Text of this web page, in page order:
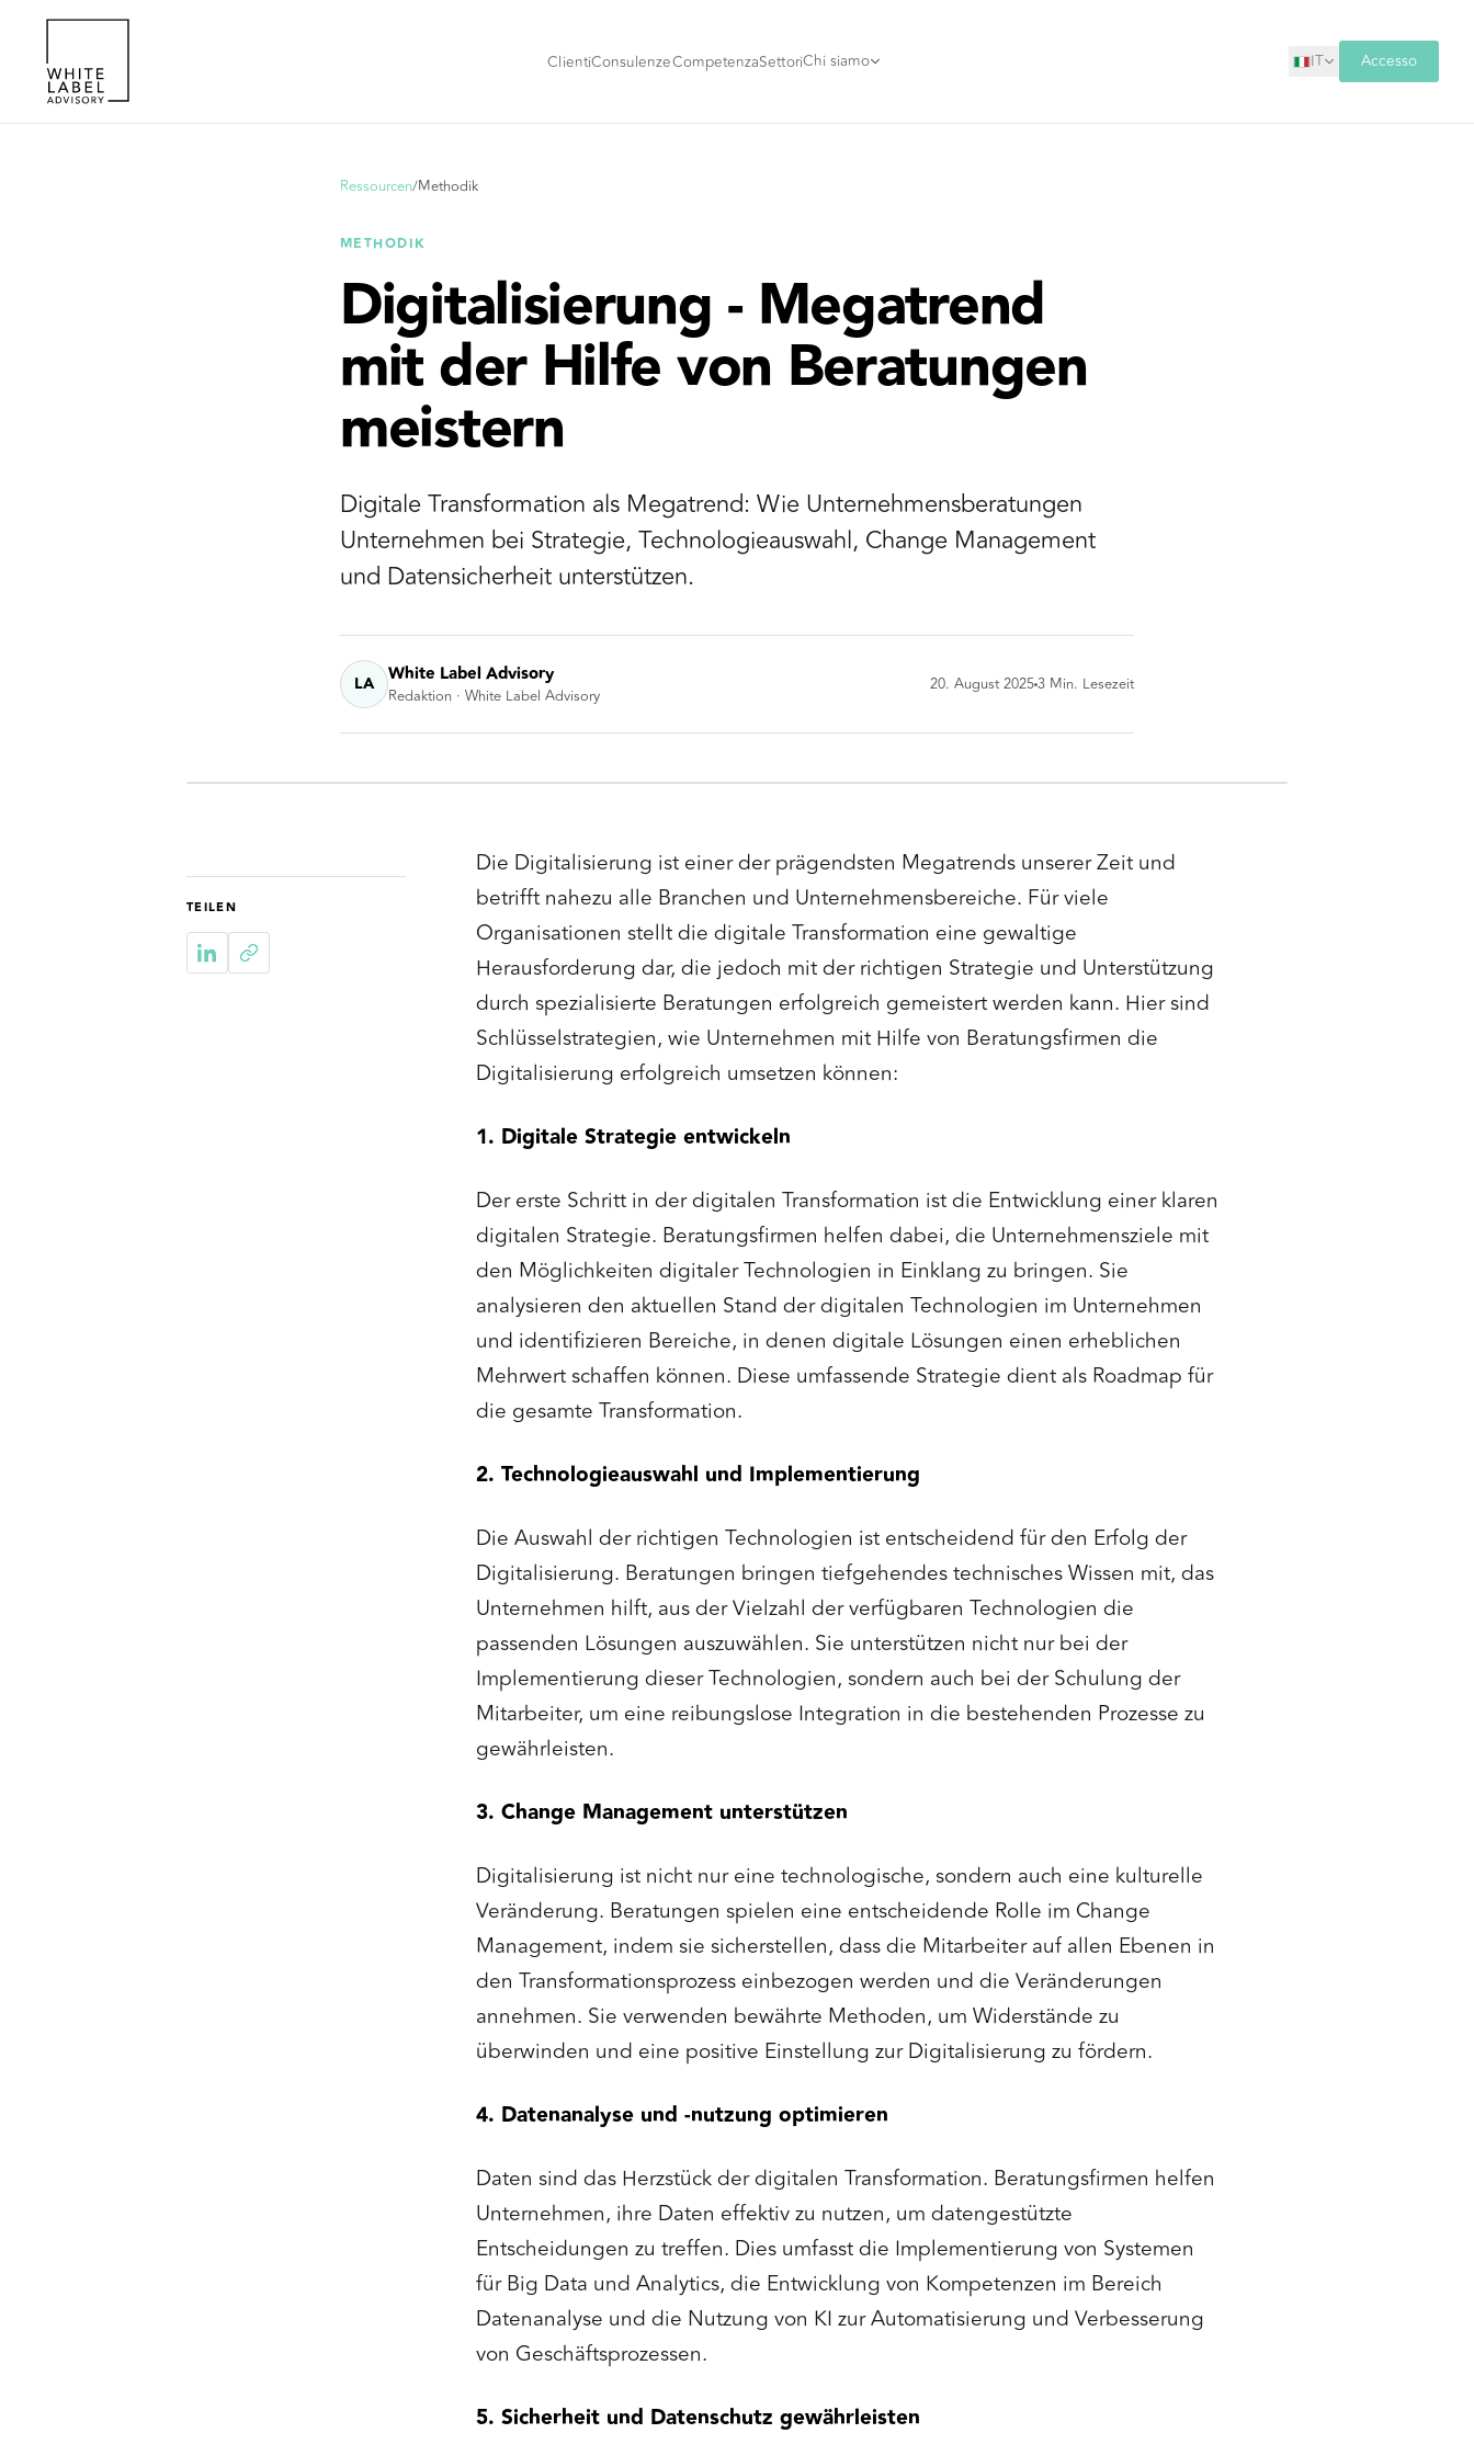
ClientiConsulenzeCompetenzaSettoriChi siamo IT Accesso
Ressourcen/Methodik
METHODIK
Digitalisierung - Megatrend
mit der Hilfe von Beratungen
meistern
Digitale Transformation als Megatrend: Wie Unternehmensberatungen
Unternehmen bei Strategie, Technologieauswahl, Change Management
und Datensicherheit unterstützen.
LA White Label Advisory
Redaktion · White Label Advisory
20. August 20253 Min. Lesezeit
TEILEN
Die Digitalisierung ist einer der prägendsten Megatrends unserer Zeit und
betrifft nahezu alle Branchen und Unternehmensbereiche. Für viele
Organisationen stellt die digitale Transformation eine gewaltige
Herausforderung dar, die jedoch mit der richtigen Strategie und Unterstützung
durch spezialisierte Beratungen erfolgreich gemeistert werden kann. Hier sind
Schlüsselstrategien, wie Unternehmen mit Hilfe von Beratungsfirmen die
Digitalisierung erfolgreich umsetzen können:
1. Digitale Strategie entwickeln
Der erste Schritt in der digitalen Transformation ist die Entwicklung einer klaren
digitalen Strategie. Beratungsfirmen helfen dabei, die Unternehmensziele mit
den Möglichkeiten digitaler Technologien in Einklang zu bringen. Sie
analysieren den aktuellen Stand der digitalen Technologien im Unternehmen
und identifizieren Bereiche, in denen digitale Lösungen einen erheblichen
Mehrwert schaffen können. Diese umfassende Strategie dient als Roadmap für
die gesamte Transformation.
2. Technologieauswahl und Implementierung
Die Auswahl der richtigen Technologien ist entscheidend für den Erfolg der
Digitalisierung. Beratungen bringen tiefgehendes technisches Wissen mit, das
Unternehmen hilft, aus der Vielzahl der verfügbaren Technologien die
passenden Lösungen auszuwählen. Sie unterstützen nicht nur bei der
Implementierung dieser Technologien, sondern auch bei der Schulung der
Mitarbeiter, um eine reibungslose Integration in die bestehenden Prozesse zu
gewährleisten.
3. Change Management unterstützen
Digitalisierung ist nicht nur eine technologische, sondern auch eine kulturelle
Veränderung. Beratungen spielen eine entscheidende Rolle im Change
Management, indem sie sicherstellen, dass die Mitarbeiter auf allen Ebenen in
den Transformationsprozess einbezogen werden und die Veränderungen
annehmen. Sie verwenden bewährte Methoden, um Widerstände zu
überwinden und eine positive Einstellung zur Digitalisierung zu fördern.
4. Datenanalyse und -nutzung optimieren
Daten sind das Herzstück der digitalen Transformation. Beratungsfirmen helfen
Unternehmen, ihre Daten effektiv zu nutzen, um datengestützte
Entscheidungen zu treffen. Dies umfasst die Implementierung von Systemen
für Big Data und Analytics, die Entwicklung von Kompetenzen im Bereich
Datenanalyse und die Nutzung von KI zur Automatisierung und Verbesserung
von Geschäftsprozessen.
5. Sicherheit und Datenschutz gewährleisten